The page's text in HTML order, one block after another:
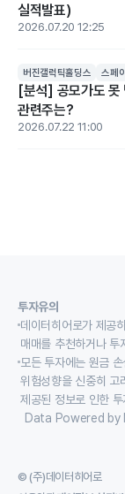
실적발표)
2026.07.20 12:25
버진갤럭틱홀딩스 스페
[분석] 공모가도 못
관련주는?
2026.07.22 11:00
투자유의
데이터히어로가 제공
매매를 추천하거나 투
모든 투자에는 원금
위험성향을 신중히 고
제공된 정보로 인한
Data Powered by
© (주)데이터히어로